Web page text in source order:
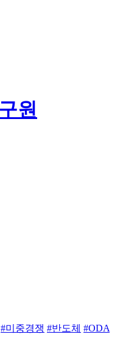
#미중경쟁 #반도체 #ODA